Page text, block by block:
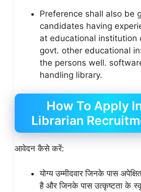
Preference shall also be
candidates having
at educational institution
govt. other educational
the persons well.
handling library.
How To Apply
Librarian
आवेदन कैसे करें:
योग्य उम्मीदवार जिनके पास
है और जिनके पास उत्कृष्टता के